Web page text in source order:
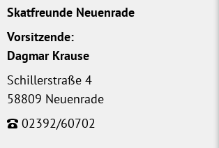
Skatfreunde Neuenrade
Schillerstraße 4
58809 Neuenrade
02392/60702
Vorsitzende:
Dagmar Krause